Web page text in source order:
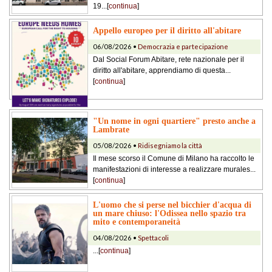
19...[continua]
Appello europeo per il diritto all'abitare
06/08/2026 • Democrazia e partecipazione
Dal Social Forum Abitare, rete nazionale per il
diritto all'abitare, apprendiamo di questa...
[continua]
"Un nome in ogni quartiere" presto anche a
Lambrate
05/08/2026 • Ridisegniamo la città
Il mese scorso il Comune di Milano ha raccolto le
manifestazioni di interesse a realizzare murales...
[continua]
L'uomo che si perse nel bicchier d'acqua di
un mare chiuso: l'Odissea nello spazio tra
mito e contemporaneità
04/08/2026 • Spettacoli
...[continua]